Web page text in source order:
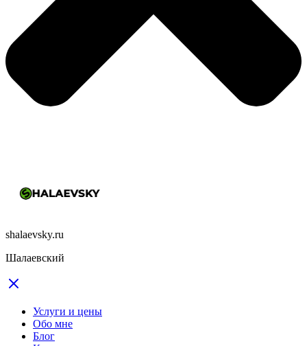
shalaevsky.ru
Шалаевский
Услуги и цены
Обо мне
Блог